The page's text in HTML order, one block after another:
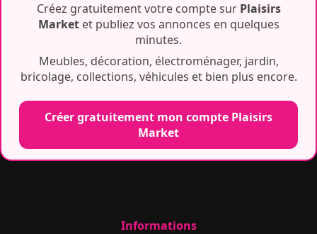
Créez gratuitement votre compte sur Plaisirs
Marketet publiez vos annonces en quelques
minutes.
Meubles, décoration, électroménager, jardin,
bricolage, collections, véhicules et bien plus encore.
Créer gratuitement mon compte Plaisirs
Market
Informations